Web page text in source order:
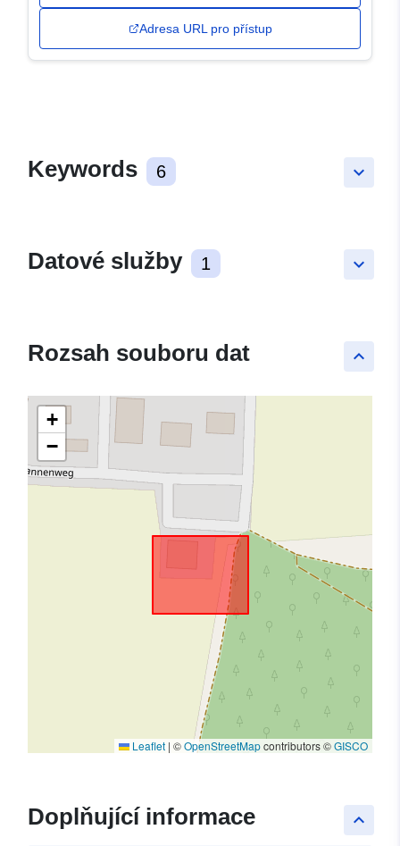
Adresa URL pro přístup
keyboard_arrow_down
Keywords 6
keyboard_arrow_down
Datové služby 1
keyboard_arrow_up
Rozsah souboru dat
+
−
Leaflet | ©OpenStreetMapcontributors ©GISCO
keyboard_arrow_up
Doplňující informace